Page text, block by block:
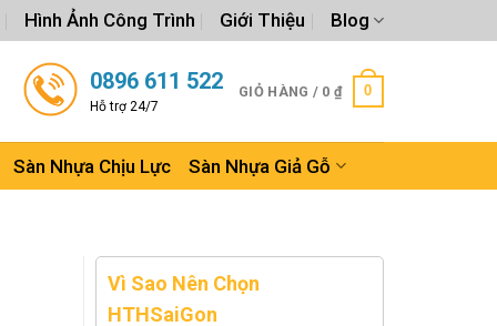
Hình Ảnh Công Trình Giới Thiệu Blog
0896 611 522
Hỗ trợ 24/7
GIỎ HÀNG / 0 ₫ 0
Sàn Nhựa Chịu Lực Sàn Nhựa Giả Gỗ
Vì Sao Nên Chọn
HTHSaiGon